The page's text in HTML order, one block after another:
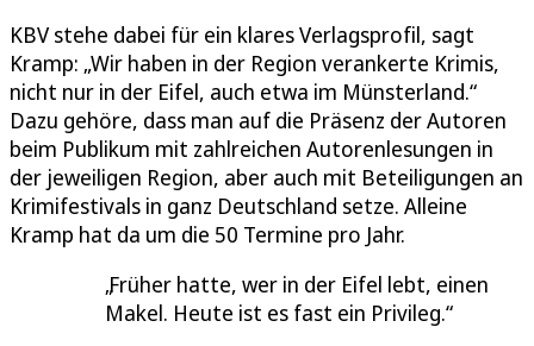
KBV stehe dabei für ein klares Verlagsprofil, sagt
Kramp: „Wir haben in der Region verankerte Krimis,
nicht nur in der Eifel, auch etwa im Münsterland.“
Dazu gehöre, dass man auf die Präsenz der Autoren
beim Publikum mit zahlreichen Autorenlesungen in
der jeweiligen Region, aber auch mit Beteiligungen an
Krimifestivals in ganz Deutschland setze. Alleine
Kramp hat da um die 50 Termine pro Jahr.
Früher hatte, wer in der Eifel lebt, einen
Makel. Heute ist es fast ein Privileg.